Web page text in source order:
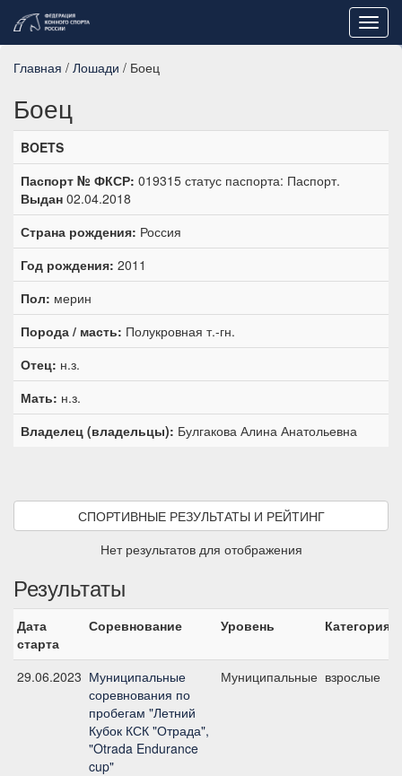
Главная / Лошади / Боец
Боец
BOETS
Паспорт № ФКСР: 019315 статус паспорта: Паспорт.
Выдан 02.04.2018
Страна рождения: Россия
Год рождения: 2011
Пол: мерин
Порода / масть: Полукровная т.-гн.
Отец: н.з.
Мать: н.з.
Владелец (владельцы): Булгакова Алина Анатольевна
СПОРТИВНЫЕ РЕЗУЛЬТАТЫ И РЕЙТИНГ
Нет результатов для отображения
Результаты
Дата
старта
Соревнование Уровень Категория
29.06.2023 Муниципальные
соревнования по
пробегам "Летний
Кубок КСК "Отрада",
"Otrada Endurance
cup"
Муниципальные взрослые